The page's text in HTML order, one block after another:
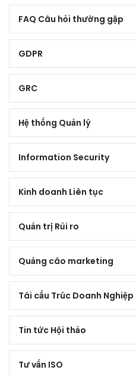
FAQ Câu hỏi thường gặp
GDPR
GRC
Hệ thống Quản lý
Information Security
Kinh doanh Liên tục
Quản trị Rủi ro
Quảng cáo marketing
Tái cấu Trúc Doanh Nghiệp
Tin tức Hội thảo
Tư vấn ISO